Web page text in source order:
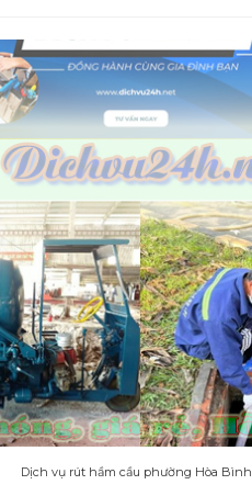
Dịch vụ rút hầm cầu phường Hòa Bình